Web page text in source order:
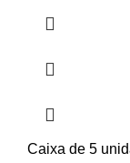
Caixa de 5